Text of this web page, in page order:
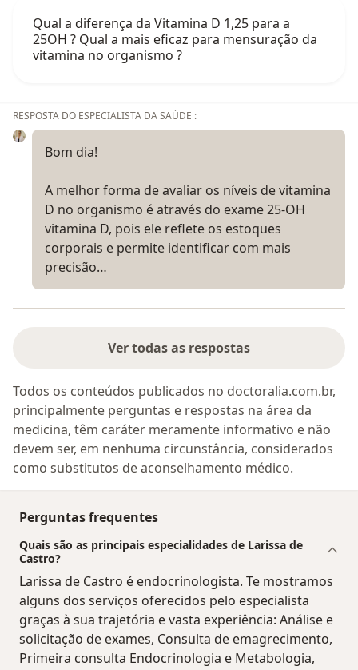
Qual a diferença da Vitamina D 1,25 para a
25OH ? Qual a mais eficaz para mensuração da
vitamina no organismo ?
RESPOSTA DO ESPECIALISTA DA SAÚDE :
Bom dia!
A melhor forma de avaliar os níveis de vitamina
D no organismo é através do exame 25-OH
vitamina D, pois ele reflete os estoques
corporais e permite identificar com mais
precisão…
Ver todas as respostas
Todos os conteúdos publicados no doctoralia.com.br,
principalmente perguntas e respostas na área da
medicina, têm caráter meramente informativo e não
devem ser, em nenhuma circunstância, considerados
como substitutos de aconselhamento médico.
Perguntas frequentes
Quais são as principais especialidades de Larissa de
Castro?
Larissa de Castro é endocrinologista. Te mostramos
alguns dos serviços oferecidos pelo especialista
graças à sua trajetória e vasta experiência: Análise e
solicitação de exames, Consulta de emagrecimento,
Primeira consulta Endocrinologia e Metabologia,